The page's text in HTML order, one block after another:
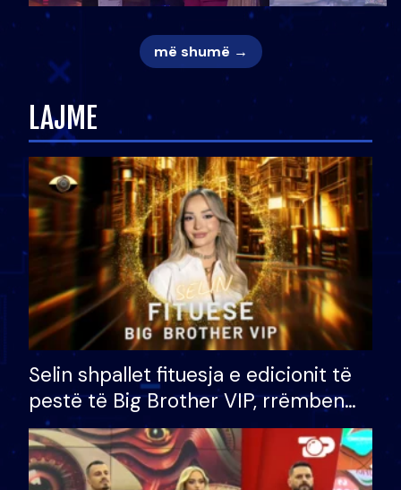
më shumë →
LAJME
Selin shpallet fituesja e edicionit të
pestë të Big Brother VIP, rrëmben
çmimin e madh prej 100 mijë eurosh